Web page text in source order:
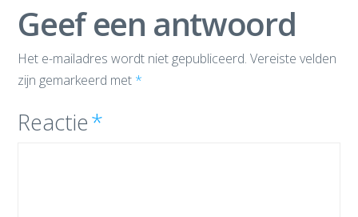
Geef een antwoord
Het e-mailadres wordt niet gepubliceerd. Vereiste velden
zijn gemarkeerd met *
Reactie*